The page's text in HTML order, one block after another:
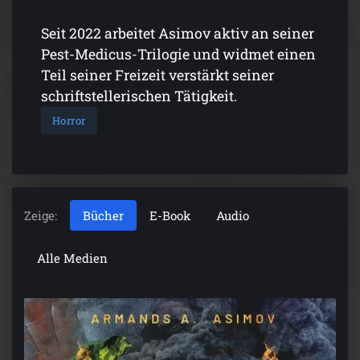
Seit 2022 arbeitet Asimov aktiv an seiner
Pest-Medicus-Trilogie und widmet einen
Teil seiner Freizeit verstärkt seiner
schriftstellerischen Tätigkeit.
Horror
Zeige: Bücher E-Book Audio
Alle Medien